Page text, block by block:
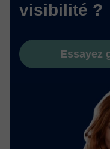
visibilité ?
Essayez